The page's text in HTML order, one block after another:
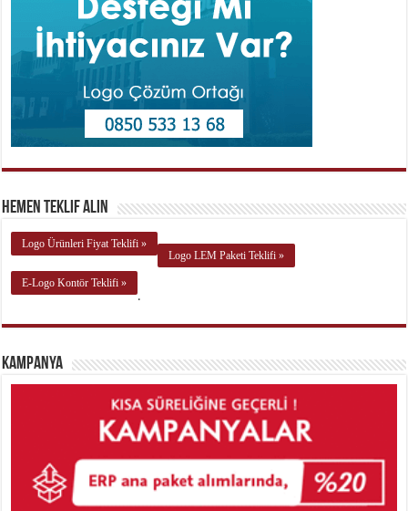
Hemen Teklif Alın
Logo Ürünleri Fiyat Teklifi »
Logo LEM Paketi Teklifi »
E-Logo Kontör Teklifi »
.
Kampanya